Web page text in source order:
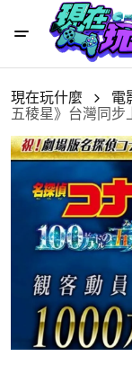
現在玩什麼 電
五稜星》台灣同步